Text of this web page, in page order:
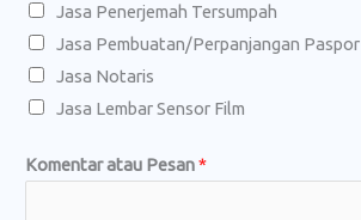
Jasa Penerjemah Tersumpah
Jasa Pembuatan/Perpanjangan Paspor
Jasa Notaris
Jasa Lembar Sensor Film
Komentar atau Pesan*